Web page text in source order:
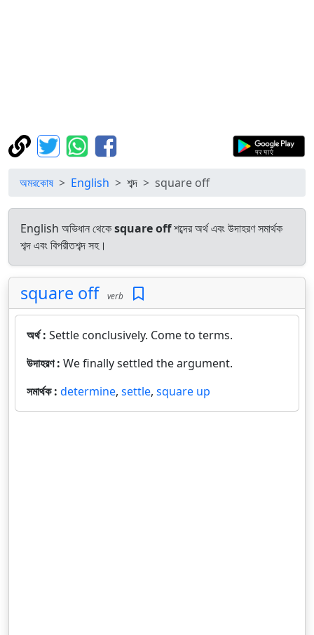
অমরকোষ English শব্দ square off
English অভিধান থেকেsquare offশব্দের অর্থ এবং উদাহরণ সমার্থক
শব্দ এবং বিপরীতশব্দ সহ।
square off verb
অর্থ : Settle conclusively. Come to terms.
উদাহরণ : We finally settled the argument.
সমার্থক : determine, settle, square up